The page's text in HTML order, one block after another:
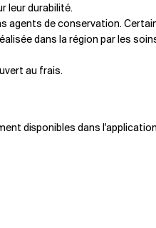
leur durabilité.
agents de conservation.
dans la région par les
au frais.
disponibles dans